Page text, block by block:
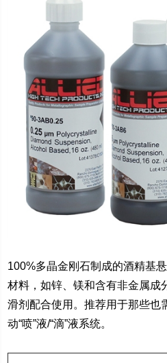
100%多晶金刚石制成的酒精基
材料，如锌、镁和含有非金属成
滑剂配合使用。推荐用于那些也
动“喷”液/“滴”液系统。